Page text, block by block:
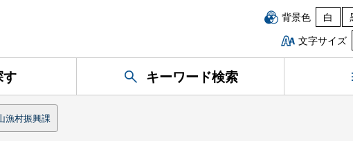
背景色 白
文字サイズ
す キーワード検索
漁村振興課